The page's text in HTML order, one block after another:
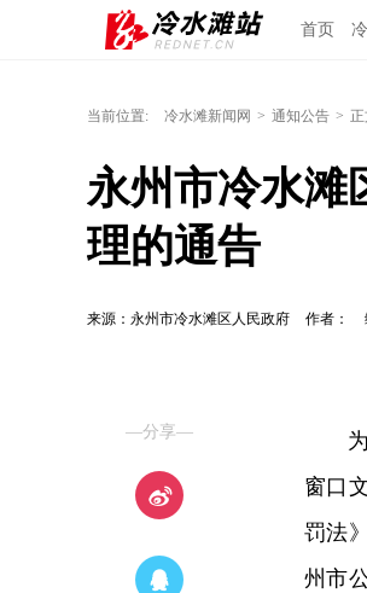
首页
当前位置: 冷水滩新闻网 > 通知公告 >
永州市冷水滩
理的通告
来源：永州市冷水滩区人民政府 作者：
—分享—
窗口
罚法
州市